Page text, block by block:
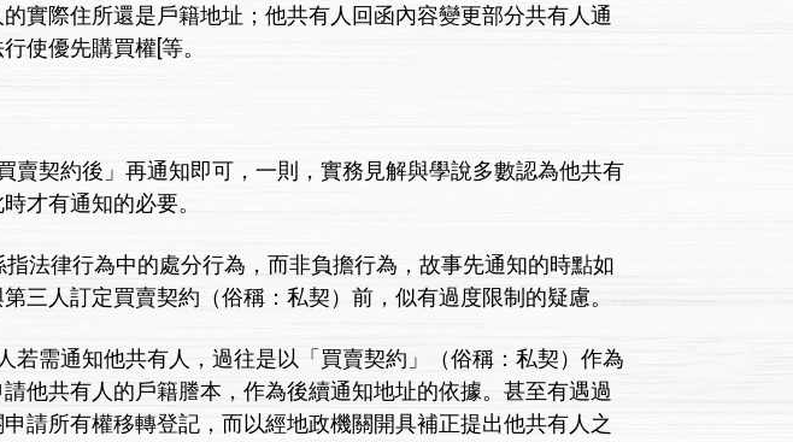
實際住所還是戶籍地址；他共有人回函內容變更部分共有人通
使優先購買權[等。
契約後」再通知即可，一則，實務見解與學說多數認為他共有
才有通知的必要。
法律行為中的處分行為，而非負擔行為，故事先通知的時點如
三人訂定買賣契約（俗稱：私契）前，似有過度限制的疑慮。
需通知他共有人，過往是以「買賣契約」（俗稱：私契）作為
他共有人的戶籍謄本，作為後續通知地址的依據。甚至有遇過
請所有權移轉登記，而以經地政機關開具補正提出他共有人之